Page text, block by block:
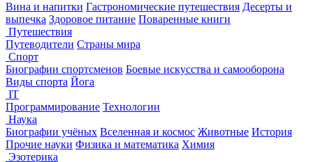
Вина и напитки Гастрономические путешествия Десерты и
выпечка Здоровое питание Поваренные книги
Путешествия
Путеводители Страны мира
Спорт
Биографии спортсменов Боевые искусства и самооборона
Виды спорта Йога
IT
Программирование Технологии
Наука
Биографии учёных Вселенная и космос Животные История
Прочие науки Физика и математика Химия
Эзотерика